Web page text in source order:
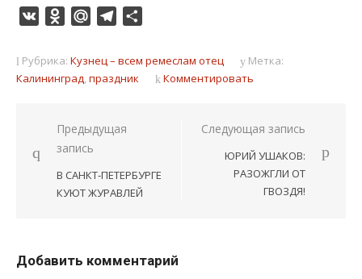
VK Odnoklassniki
Mail.RuTelegram
Рубрика: Кузнец – всем ремеслам отец
Метка:
Калининград,праздник Комментировать
Навигация
по
записям
Предыдущая
запись
В САНКТ-ПЕТЕРБУРГЕ
КУЮТ ЖУРАВЛЕЙ
Следующая запись
ЮРИЙ УШАКОВ:
РАЗОЖГЛИ ОТ
ГВОЗДЯ!
Добавить комментарий